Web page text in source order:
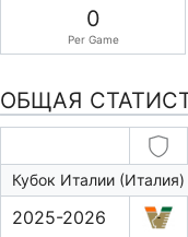
0
Per Game
ОБЩАЯ
Кубок Италии (Италия)
2025-2026